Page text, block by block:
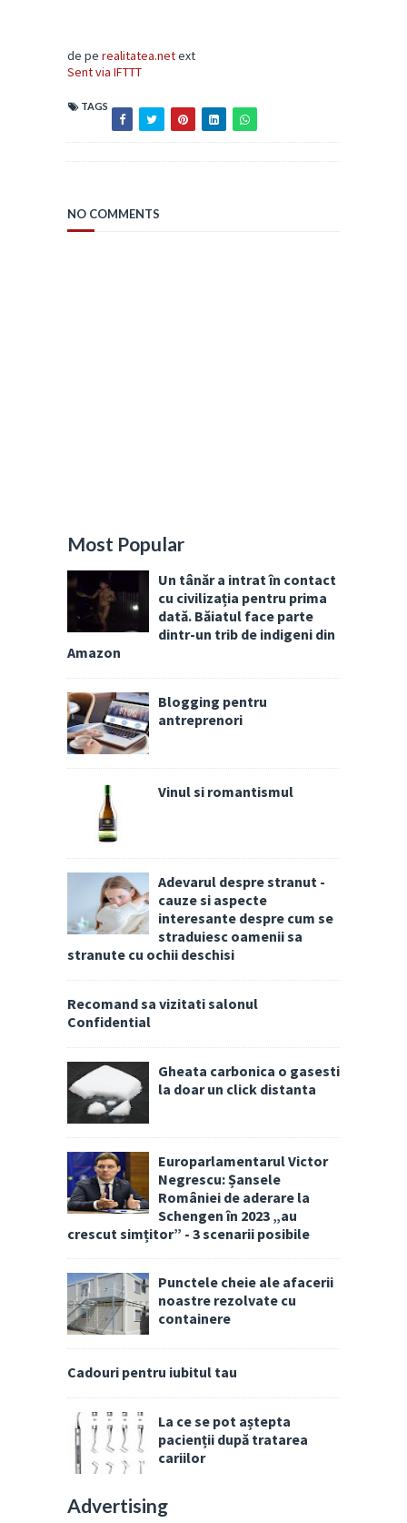
de pe realitatea.netext
Sent via IFTTT
TAGS
NO COMMENTS
Most Popular
Un tânăr a intrat în contact
cu civilizația pentru prima
dată. Băiatul face parte
dintr-un trib de indigeni din
Amazon
Blogging pentru
antreprenori
Vinul si romantismul
Adevarul despre stranut -
cauze si aspecte
interesante despre cum se
straduiesc oamenii sa
stranute cu ochii deschisi
Recomand sa vizitati salonul
Confidential
Gheata carbonica o gasesti
la doar un click distanta
Europarlamentarul Victor
Negrescu: Șansele
României de aderare la
Schengen în 2023 „au
crescut simțitor” - 3 scenarii posibile
Punctele cheie ale afacerii
noastre rezolvate cu
containere
Cadouri pentru iubitul tau
La ce se pot aștepta
pacienții după tratarea
cariilor
Advertising